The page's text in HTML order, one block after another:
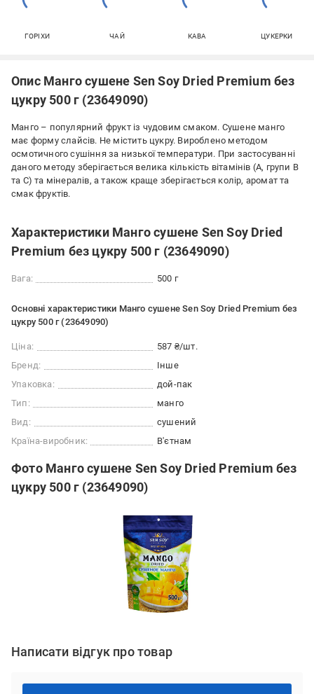
ГОРІХИ ЧАЙ КАВА ЦУКЕРКИ
Опис Манго сушене Sen Soy Dried Premium без
цукру 500 г (23649090)
Манго – популярний фрукт із чудовим смаком. Сушене манго
має форму слайсів. Не містить цукру. Вироблено методом
осмотичного сушіння за низької температури. При застосуванні
даного методу зберігається велика кількість вітамінів (А, групи В
та С) та мінералів, а також краще зберігається колір, аромат та
смак фруктів.
Характеристики Манго сушене Sen Soy Dried
Premium без цукру 500 г (23649090)
Вага: 500 г
Основні характеристики Манго сушене Sen Soy Dried Premium без
цукру 500 г (23649090)
Ціна:
587 ₴/шт.
Бренд:
Інше
Упаковка:
дой-пак
Тип:
манго
Вид:
сушений
Країна-виробник:
В'єтнам
Фото Манго сушене Sen Soy Dried Premium без
цукру 500 г (23649090)
Написати відгук про товар